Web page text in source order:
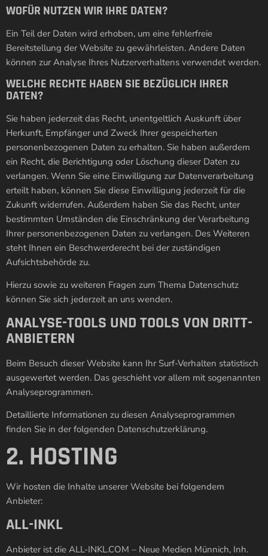
WOFÜR NUTZEN WIR IHRE DATEN?
Ein Teil der Daten wird erhoben, um eine fehlerfreie
Bereitstellung der Website zu gewährleisten. Andere Daten
können zur Analyse Ihres Nutzerverhaltens verwendet werden.
WELCHE RECHTE HABEN SIE BEZÜGLICH IHRER
DATEN?
Sie haben jederzeit das Recht, unentgeltlich Auskunft über
Herkunft, Empfänger und Zweck Ihrer gespeicherten
personenbezogenen Daten zu erhalten. Sie haben außerdem
ein Recht, die Berichtigung oder Löschung dieser Daten zu
verlangen. Wenn Sie eine Einwilligung zur Datenverarbeitung
erteilt haben, können Sie diese Einwilligung jederzeit für die
Zukunft widerrufen. Außerdem haben Sie das Recht, unter
bestimmten Umständen die Einschränkung der Verarbeitung
Ihrer personenbezogenen Daten zu verlangen. Des Weiteren
steht Ihnen ein Beschwerderecht bei der zuständigen
Aufsichtsbehörde zu.
Hierzu sowie zu weiteren Fragen zum Thema Datenschutz
können Sie sich jederzeit an uns wenden.
ANALYSE-TOOLS UND TOOLS VON DRITT­
ANBIETERN
Beim Besuch dieser Website kann Ihr Surf-Verhalten statistisch
ausgewertet werden. Das geschieht vor allem mit sogenannten
Analyseprogrammen.
Detaillierte Informationen zu diesen Analyseprogrammen
finden Sie in der folgenden Datenschutzerklärung.
2. HOSTING
Wir hosten die Inhalte unserer Website bei folgendem
Anbieter:
ALL-INKL
Anbieter ist die ALL-INKL.COM – Neue Medien Münnich, Inh.